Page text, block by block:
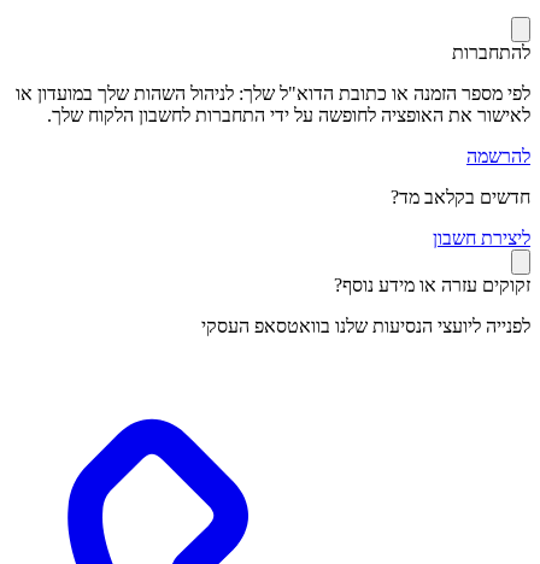
להתחברות
לפי מספר הזמנה או כתובת הדוא"ל שלך: לניהול השהות שלך במועדון או
לאישור את האופציה לחופשה על ידי התחברות לחשבון הלקוח שלך.
להרשמה
חדשים בקלאב מד?
ליצירת חשבון
זקוקים עזרה או מידע נוסף?
לפנייה ליועצי הנסיעות שלנו בוואטסאפ העסקי